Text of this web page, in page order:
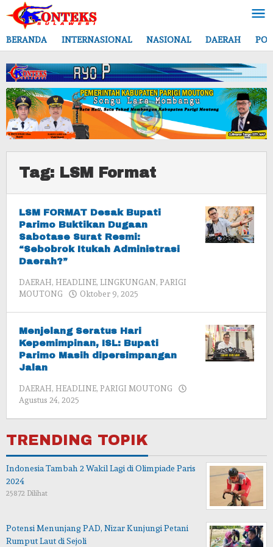
Lewati
ke
konten
BERANDA
INTERNASIONAL NASIONAL DAERAH
Tag: LSM Format
LSM FORMAT Desak Bupati
Parimo Buktikan Dugaan
Sabotase Surat Resmi:
“Sebobrok Itukah Administrasi
Daerah?”
DAERAH, HEADLINE, LINGKUNGAN, PARIGI
MOUTONG
Oktober 9, 2025
Menjelang Seratus Hari
Kepemimpinan, ISL: Bupati
Parimo Masih dipersimpangan
Jalan
DAERAH, HEADLINE, PARIGI MOUTONG
Agustus 24, 2025
TRENDING TOPIK
Indonesia Tambah 2 Wakil Lagi di Olimpiade Paris
2024
25872 Dilihat
Potensi Menunjang PAD, Nizar Kunjungi Petani
Rumput Laut di Sejoli